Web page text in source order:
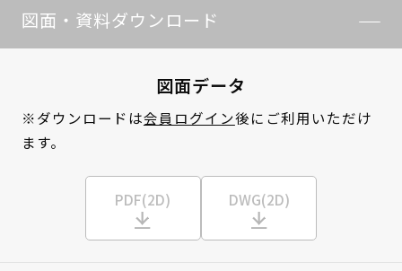
図面・資料ダウンロード
図面データ
※ダウンロードは会員ログイン後にご利用いただけ
ます。
PDF(2D) DWG(2D)